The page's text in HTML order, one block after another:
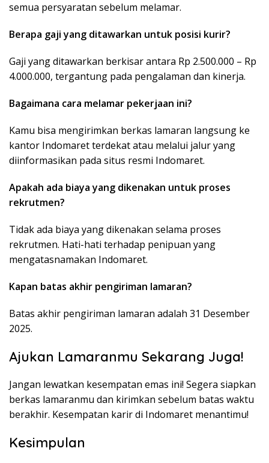
semua persyaratan sebelum melamar.
Berapa gaji yang ditawarkan untuk posisi kurir?
Gaji yang ditawarkan berkisar antara Rp 2.500.000 – Rp
4.000.000, tergantung pada pengalaman dan kinerja.
Bagaimana cara melamar pekerjaan ini?
Kamu bisa mengirimkan berkas lamaran langsung ke
kantor Indomaret terdekat atau melalui jalur yang
diinformasikan pada situs resmi Indomaret.
Apakah ada biaya yang dikenakan untuk proses
rekrutmen?
Tidak ada biaya yang dikenakan selama proses
rekrutmen. Hati-hati terhadap penipuan yang
mengatasnamakan Indomaret.
Kapan batas akhir pengiriman lamaran?
Batas akhir pengiriman lamaran adalah 31 Desember
2025.
Ajukan Lamaranmu Sekarang Juga!
Jangan lewatkan kesempatan emas ini! Segera siapkan
berkas lamaranmu dan kirimkan sebelum batas waktu
berakhir. Kesempatan karir di Indomaret menantimu!
Kesimpulan